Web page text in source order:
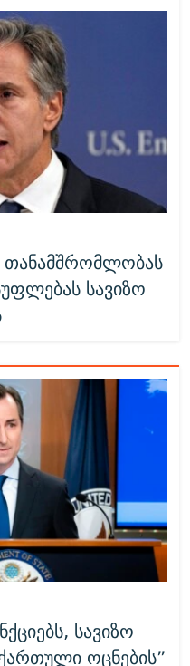
სავიზო
სავიზო
ოცნების”